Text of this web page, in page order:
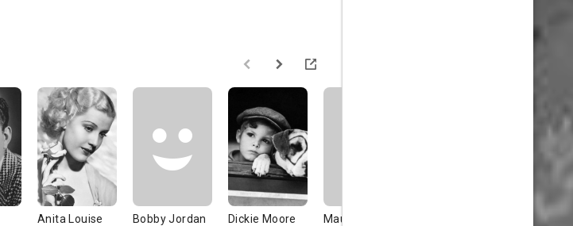
Anita Louise Bobby Jordan Dickie Moore
Maurice
Helena